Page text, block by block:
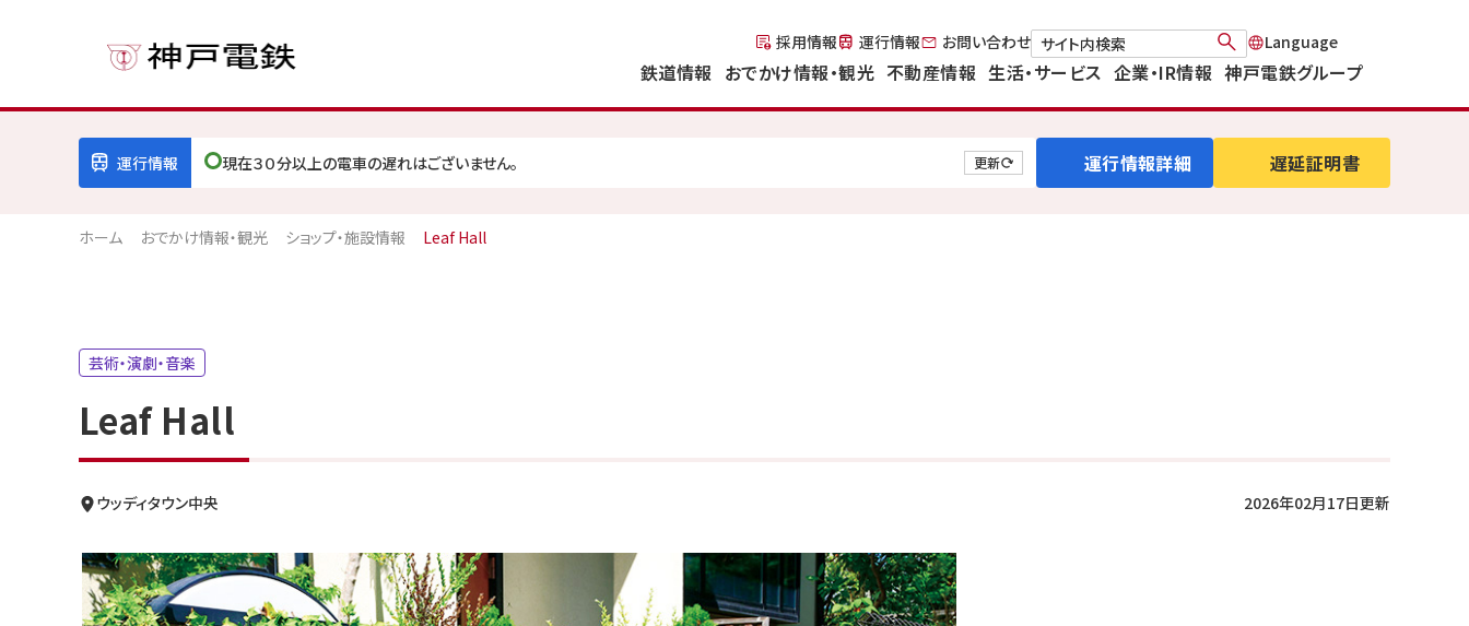
採用情報 運行情報 お問い合わせ
鉄道情報 おでかけ情報・観光 不動産情報 生活・サービス 企業・IR情報 神戸電鉄グループ
運行情報 現在３０分以上の電車の遅れはございません。 更新 運行情報詳細 遅延証明書
ホーム おでかけ情報・観光 ショップ・施設情報 Leaf Hall
芸術・演劇・音楽
Leaf Hall
ウッディタウン中央 2026年02月17日更新